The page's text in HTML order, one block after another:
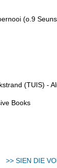
(o.9
(TUIS) -
Books
>> SIEN DIE